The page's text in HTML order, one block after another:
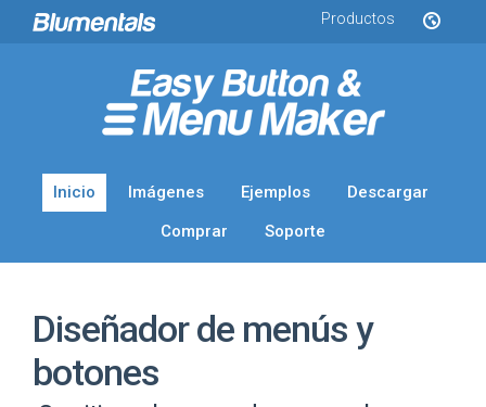
Productos
Inicio Imágenes Ejemplos
Descargar
Comprar
Soporte
Diseñador de menús y
botones